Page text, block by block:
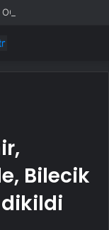
ziyaret
Bilecik